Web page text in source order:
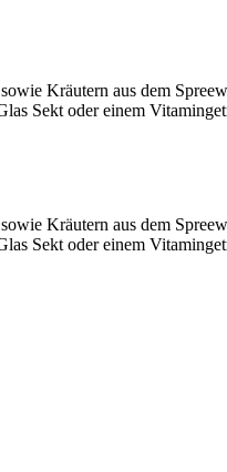
Kräutern aus dem
Sekt oder einem
Kräutern aus dem
Sekt oder einem